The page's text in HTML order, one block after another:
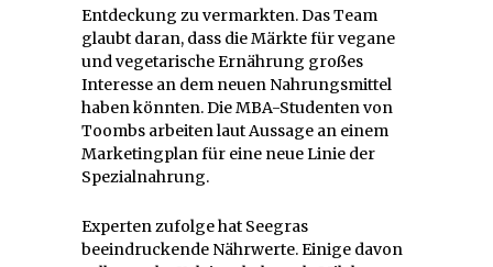
Entdeckung zu vermarkten. Das Team
glaubt daran, dass die Märkte für vegane
und vegetarische Ernährung großes
Interesse an dem neuen Nahrungsmittel
haben könnten. Die MBA-Studenten von
Toombs arbeiten laut Aussage an einem
Marketingplan für eine neue Linie der
Spezialnahrung.
Experten zufolge hat Seegras
beeindruckende Nährwerte. Einige davon